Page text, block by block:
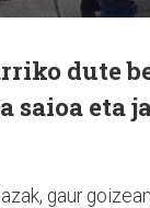
dute
saioa eta
gaur